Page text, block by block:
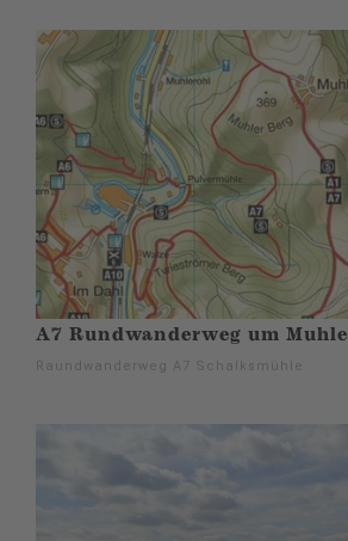
A7 Rundwanderweg um Muhle
Raundwanderweg A7 Schalksmühle